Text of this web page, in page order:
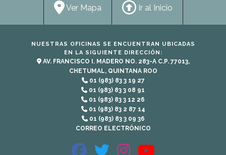
Ver Mapa Ir al Inicio
NUESTRAS OFICINAS SE ENCUENTRAN UBICADAS
EN LA SIGUIENTE DIRECCIÓN:
AV. FRANCISCO I. MADERO NO. 283-A C.P. 77013,
CHETUMAL, QUINTANA ROO
01 (983) 83 3 19 27
01 (983) 83 3 08 91
01 (983) 83 3 12 26
01 (983) 83 2 87 14
01 (983) 83 3 09 36
CORREO ELECTRÓNICO